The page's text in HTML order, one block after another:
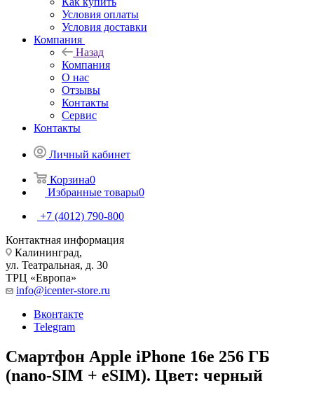
Условия оплаты
Условия доставки
Компания
Назад
Компания
О нас
Отзывы
Контакты
Сервис
Контакты
Личный кабинет
Корзина0
Избранные товары0
+7 (4012) 790-800
Контактная информация
Калининград,
ул. Театральная, д. 30
ТРЦ «Европа»
info@icenter-store.ru
Вконтакте
Telegram
Смартфон Apple iPhone 16e 256 ГБ
(nano-SIM + eSIM). Цвет: черный